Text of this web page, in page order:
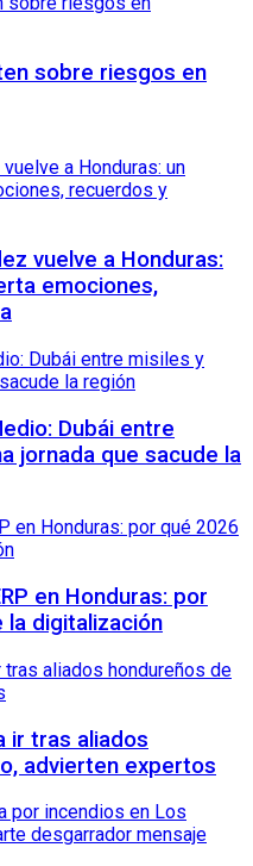
sobre riesgos en
vuelve a Honduras:
emociones,
Dubái entre
jornada que sacude la
en Honduras: por
la digitalización
ir tras aliados
advierten expertos